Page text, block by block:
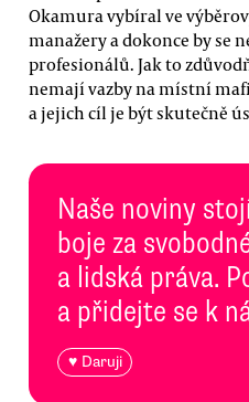
Okamura vybíral ve
manažery a dokonce by se
profesionálů. Jak to
nemají vazby na místní
a jejich cíl je být skutečně
Naše noviny
boje za
a lidská práva.
a přidejte se k
♥ Daruji